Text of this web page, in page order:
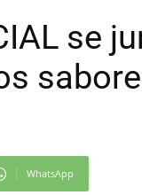
se
WhatsApp